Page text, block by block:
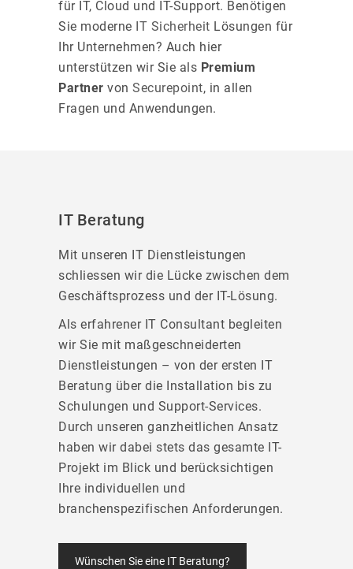
für IT, Cloud und IT-Support. Benötigen
Sie moderne IT Sicherheit Lösungen für
Ihr Unternehmen? Auch hier
unterstützen wir Sie als Premium
Partner von Securepoint, in allen
Fragen und Anwendungen.
IT Beratung
Mit unseren IT Dienstleistungen
schliessen wir die Lücke zwischen dem
Geschäftsprozess und der IT-Lösung.
Als erfahrener IT Consultant begleiten
wir Sie mit maßgeschneiderten
Dienstleistungen – von der ersten IT
Beratung über die Installation bis zu
Schulungen und Support-Services.
Durch unseren ganzheitlichen Ansatz
haben wir dabei stets das gesamte IT-
Projekt im Blick und berücksichtigen
Ihre individuellen und
branchenspezifischen Anforderungen.
Wünschen Sie eine IT Beratung?